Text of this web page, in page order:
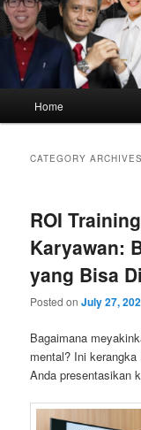
Home
CATEGORY
ROI
Karyawan:
yang Bisa
Posted onJuly 27,
Bagaimana
mental? Ini
Anda presentasikan